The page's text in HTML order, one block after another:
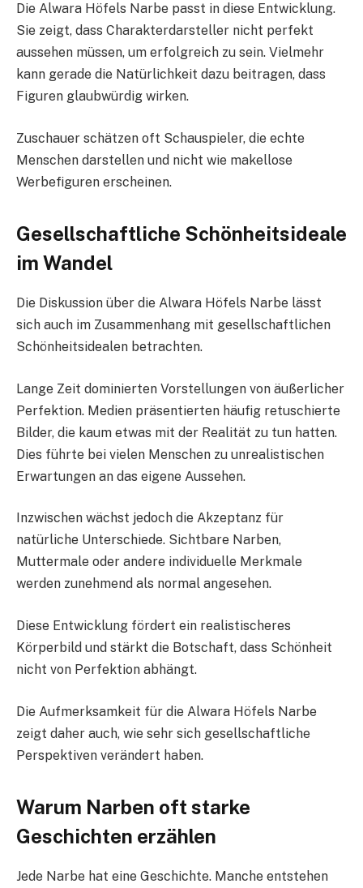
Die Alwara Höfels Narbe passt in diese Entwicklung.
Sie zeigt, dass Charakterdarsteller nicht perfekt
aussehen müssen, um erfolgreich zu sein. Vielmehr
kann gerade die Natürlichkeit dazu beitragen, dass
Figuren glaubwürdig wirken.
Zuschauer schätzen oft Schauspieler, die echte
Menschen darstellen und nicht wie makellose
Werbefiguren erscheinen.
Gesellschaftliche Schönheitsideale
im Wandel
Die Diskussion über die Alwara Höfels Narbe lässt
sich auch im Zusammenhang mit gesellschaftlichen
Schönheitsidealen betrachten.
Lange Zeit dominierten Vorstellungen von äußerlicher
Perfektion. Medien präsentierten häufig retuschierte
Bilder, die kaum etwas mit der Realität zu tun hatten.
Dies führte bei vielen Menschen zu unrealistischen
Erwartungen an das eigene Aussehen.
Inzwischen wächst jedoch die Akzeptanz für
natürliche Unterschiede. Sichtbare Narben,
Muttermale oder andere individuelle Merkmale
werden zunehmend als normal angesehen.
Diese Entwicklung fördert ein realistischeres
Körperbild und stärkt die Botschaft, dass Schönheit
nicht von Perfektion abhängt.
Die Aufmerksamkeit für die Alwara Höfels Narbe
zeigt daher auch, wie sehr sich gesellschaftliche
Perspektiven verändert haben.
Warum Narben oft starke
Geschichten erzählen
Jede Narbe hat eine Geschichte. Manche entstehen